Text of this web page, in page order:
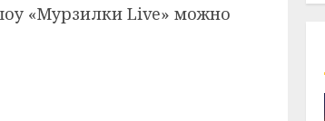
«Мурзилки Live» можно